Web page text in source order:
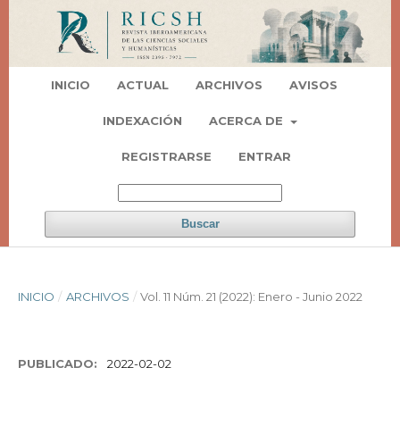
INICIO ACTUAL ARCHIVOS AVISOS
INDEXACIÓN ACERCA DE
REGISTRARSE ENTRAR
Buscar
INICIO / ARCHIVOS / Vol. 11 Núm. 21 (2022): Enero - Junio 2022
PUBLICADO: 2022-02-02